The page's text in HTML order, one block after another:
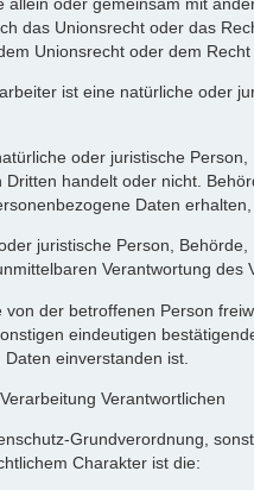
das Unionsrecht oder das
Unionsrecht oder dem
ist eine natürliche oder
oder juristische
handelt oder nicht.
Daten
juristische Person,
Verantwortung
von der betroffenen Person
eindeutigen
einverstanden ist.
Verantwortlichen
Grundverordnung,
Charakter ist die: